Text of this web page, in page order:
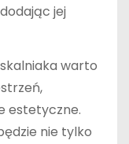
jej
warto
estetyczne.
nie tylko